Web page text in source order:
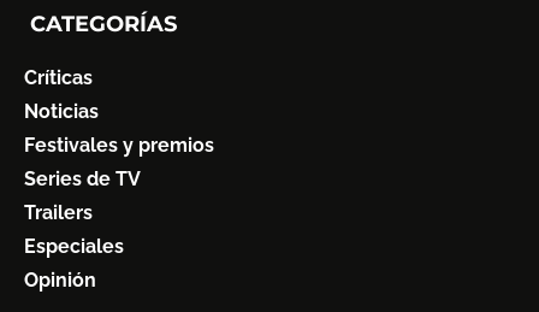
CATEGORÍAS
Críticas
Noticias
Festivales y premios
Series de TV
Trailers
Especiales
Opinión